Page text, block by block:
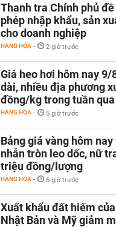
Thanh tra Chính phủ
phép nhập khẩu, sản
cho doanh nghiệp
HÀNG HÓA - 2 giờ trước
Giá heo hơi hôm nay
dài, nhiều địa phương
đồng/kg trong tuần qua
HÀNG HÓA - 5 giờ trước
Bảng giá vàng hôm
nhẫn tròn leo dốc, nữ
triệu đồng/lượng
HÀNG HÓA - 6 giờ trước
Xuất khẩu đất hiếm
Nhật Bản và Mỹ giảm